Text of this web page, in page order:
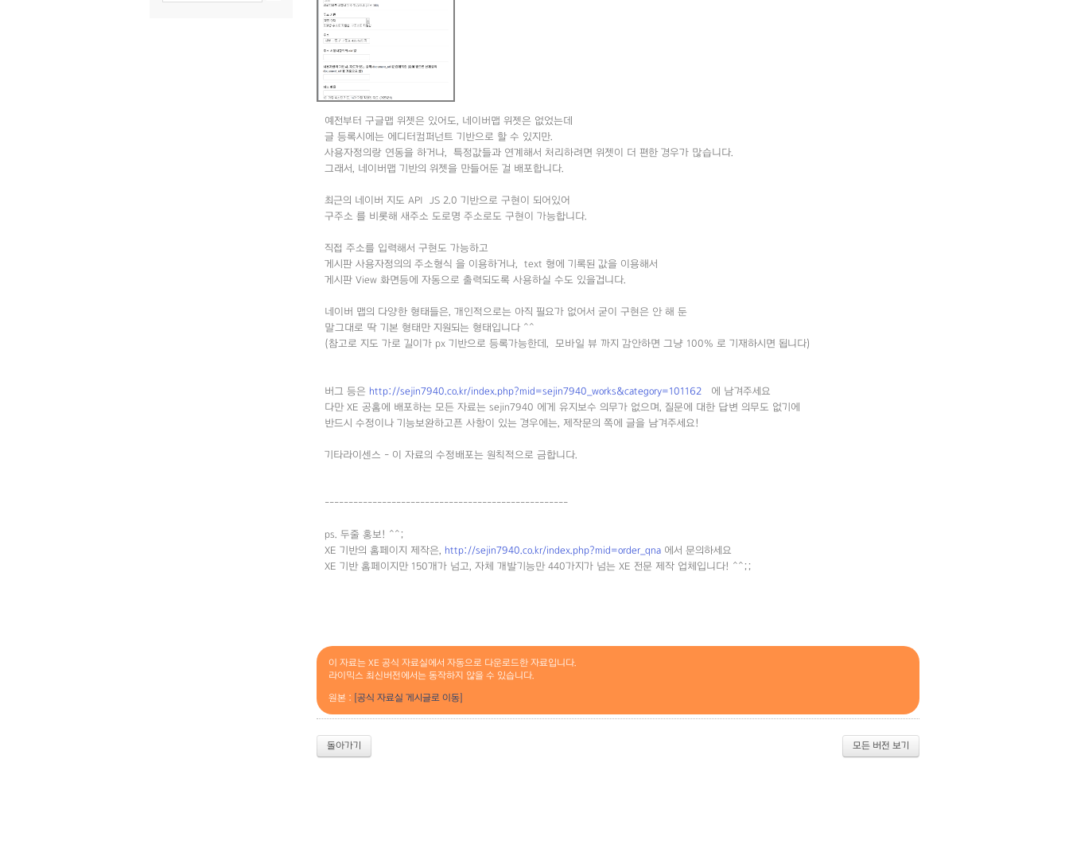
예전부터 구글맵 위젯은 있어도, 네이버맵 위젯은 없었는데
글 등록시에는 에디터컴퍼넌트 기반으로 할 수 있지만.
사용자정의랑 연동을 하거나, 특정값들과 연계해서 처리하려면 위젯이 더 편한 경우가 많습니다.
그래서, 네이버맵 기반의 위젯을 만들어둔 걸 배포합니다.
최근의 네이버 지도 API JS 2.0 기반으로 구현이 되어있어
구주소 를 비롯해 새주소 도로명 주소로도 구현이 가능합니다.
직접 주소를 입력해서 구현도 가능하고
게시판 사용자정의의 주소형식 을 이용하거나, text 형에 기록된 값을 이용해서
게시판 View 화면등에 자동으로 출력되도록 사용하실 수도 있을겁니다.
네이버 맵의 다양한 형태들은, 개인적으로는 아직 필요가 없어서 굳이 구현은 안 해 둔
말그대로 딱 기본 형태만 지원되는 형태입니다 ^^
(참고로 지도 가로 길이가 px 기반으로 등록가능한데, 모바일 뷰 까지 감안하면 그냥 100% 로 기재하시면 됩니다)
버그 등은 http://sejin7940.co.kr/index.php?mid=sejin7940_works&category=101162 에 남겨주세요
다만 XE 공홈에 배포하는 모든 자료는 sejin7940 에게 유지보수 의무가 없으며, 질문에 대한 답변 의무도 없기에
반드시 수정이나 기능보완하고픈 사항이 있는 경우에는, 제작문의 쪽에 글을 남겨주세요!
기타라이센스 - 이 자료의 수정배포는 원칙적으로 금합니다.
---------------------------------------------------
ps. 두줄 홍보! ^^;
XE 기반의 홈페이지 제작은, http://sejin7940.co.kr/index.php?mid=order_qna 에서 문의하세요
XE 기반 홈페이지만 150개가 넘고, 자체 개발기능만 440가지가 넘는 XE 전문 제작 업체입니다! ^^;;
이 자료는 XE 공식 자료실에서 자동으로 다운로드한 자료입니다.
라이믹스 최신버전에서는 동작하지 않을 수 있습니다.
원본 : [공식 자료실 게시글로 이동]
돌아가기 모든 버전 보기